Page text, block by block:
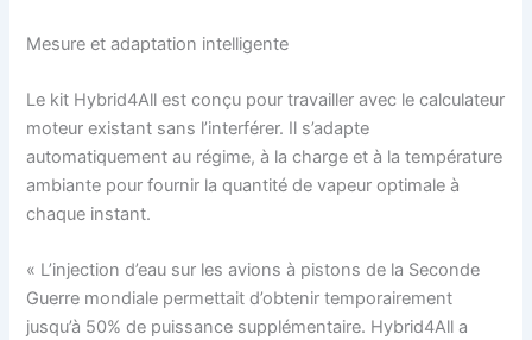
Mesure et adaptation intelligente
Le kit Hybrid4All est conçu pour travailler avec le calculateur
moteur existant sans l’interférer. Il s’adapte
automatiquement au régime, à la charge et à la température
ambiante pour fournir la quantité de vapeur optimale à
chaque instant.
« L’injection d’eau sur les avions à pistons de la Seconde
Guerre mondiale permettait d’obtenir temporairement
jusqu’à 50% de puissance supplémentaire. Hybrid4All a